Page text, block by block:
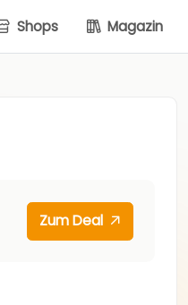
Shops Magazin
Zum Deal